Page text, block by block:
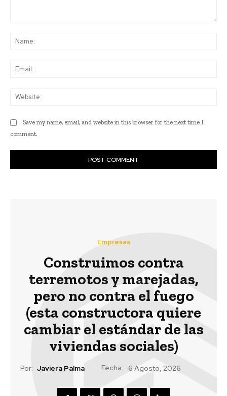
Save my name, email, and website in this browser for the next time I
comment.